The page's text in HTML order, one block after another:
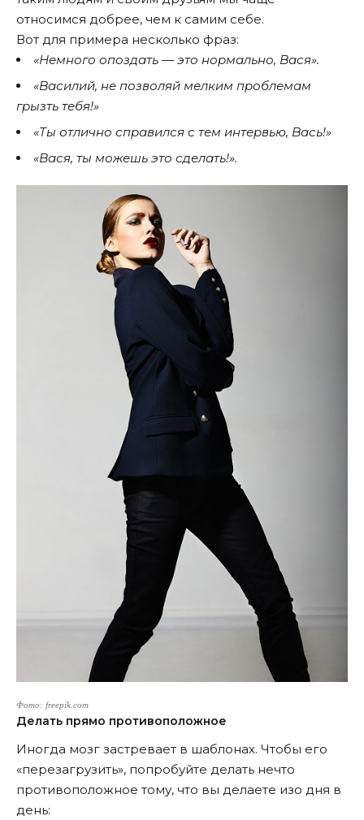
относимся добрее, чем к самим себе.
Вот для примера несколько фраз:
«Немного опоздать — это нормально, Вася».
«Василий, не позволяй мелким проблемам
грызть тебя!»
«Ты отлично справился с тем интервью, Вась!»
«Вася, ты можешь это сделать!».
Фото: freepik.com
Делать прямо противоположное
Иногда мозг застревает в шаблонах. Чтобы его
«перезагрузить», попробуйте делать нечто
противоположное тому, что вы делаете изо дня в
день: